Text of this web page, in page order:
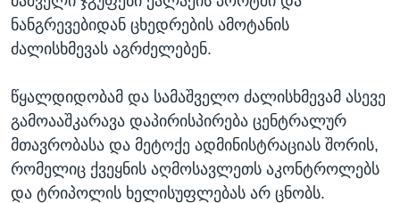
ნანგრევებიდან ცხედრების ამოტანის
ძალისხმევას აგრძელებენ.
წყალდიდობამ და სამაშველო ძალისხმევამ ასევე
გამოააშკარავა დაპირისპირება ცენტრალურ
მთავრობასა და მეტოქე ადმინისტრაციას შორის,
რომელიც ქვეყნის აღმოსავლეთს აკონტროლებს
და ტრიპოლის ხელისუფლებას არ ცნობს.